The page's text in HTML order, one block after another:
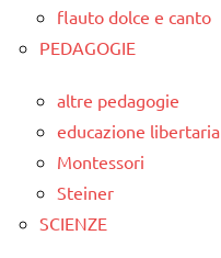
flauto dolce e canto
PEDAGOGIE
altre pedagogie
educazione libertaria
Montessori
Steiner
SCIENZE